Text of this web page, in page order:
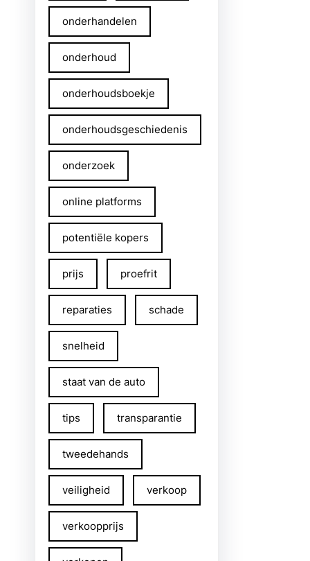
onderhandelen
onderhoud
onderhoudsboekje
onderhoudsgeschiedenis
onderzoek
online platforms
potentiële kopers
prijs proefrit
reparaties schade
snelheid
staat van de auto
tips transparantie
tweedehands
veiligheid verkoop
verkoopprijs